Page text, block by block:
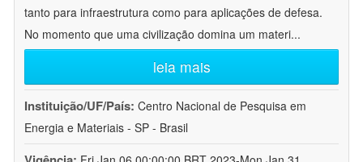
tanto para infraestrutura como para aplicações de defesa.
No momento que uma civilização domina um materi...
leia mais
Instituição/UF/País: Centro Nacional de Pesquisa em
Energia e Materiais - SP - Brasil